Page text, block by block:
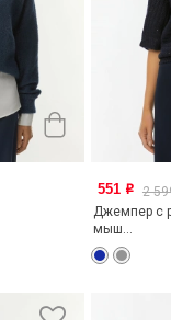
551 o 2
Джемпер с
мыш...